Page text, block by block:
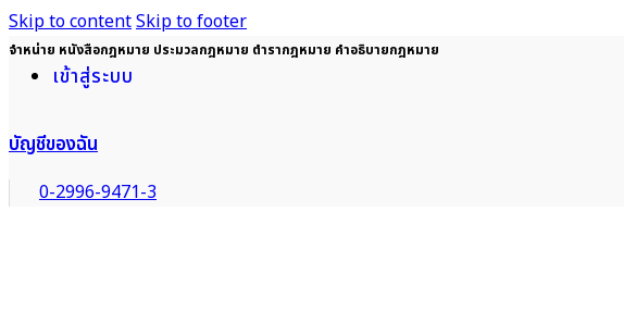
Skip to contentSkip to footer
จำหน่าย หนังสือกฎหมาย ประมวลกฎหมาย ตำรากฎหมาย คำอธิบายกฎหมาย
เข้าสู่ระบบ
บัญชีของฉัน
0-2996-9471-3